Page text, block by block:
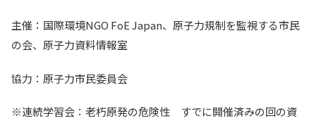
主催：国際環境NGO FoE Japan、原子力規制を監視する市民
の会、原子力資料情報室
協力：原子力市民委員会
※連続学習会：老朽原発の危険性 すでに開催済みの回の資